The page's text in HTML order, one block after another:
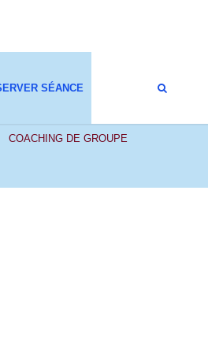
SÉANCE
COACHING DE GROUPE